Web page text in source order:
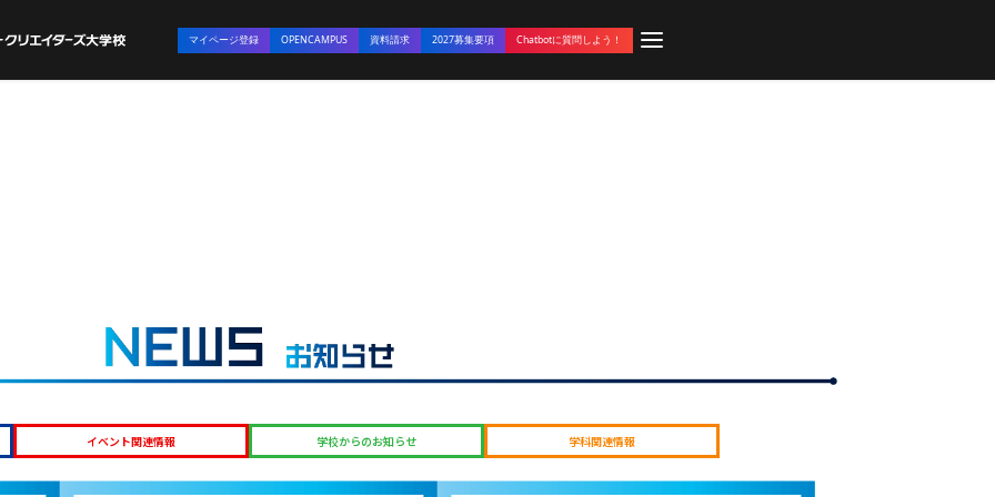
マイページ登録 OPENCAMPUS 資料請求 2027募集要項 Chatbotに質問しよう！
イベント関連情報 学校からのお知らせ 学科関連情報